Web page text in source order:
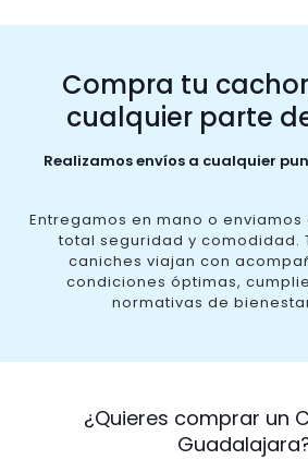
Compra tu
cualquier parte
Realizamos envíos a cualquier
Entregamos en mano o enviamos
total seguridad y comodidad.
caniches viajan con
condiciones óptimas,
normativas de
¿Quieres comprar un